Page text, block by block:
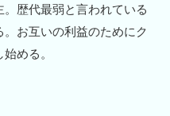
歴代最弱と言われている
お互いの利益のためにク
める。